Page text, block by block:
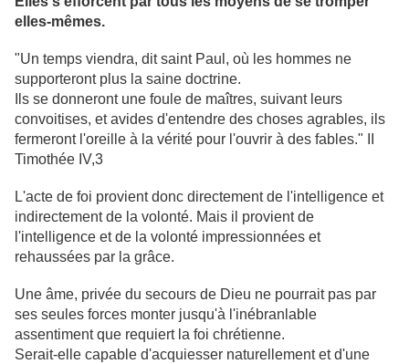
elles-mêmes.
"Un temps viendra, dit saint Paul, où les hommes ne
supporteront plus la saine doctrine.
Ils se donneront une foule de maîtres, suivant leurs
convoitises, et avides d'entendre des choses agrables, ils
fermeront l'oreille à la vérité pour l'ouvrir à des fables." II
Timothée IV,3
L'acte de foi provient donc directement de l'intelligence et
indirectement de la volonté. Mais il provient de
l'intelligence et de la volonté impressionnées et
rehaussées par la grâce.
Une âme, privée du secours de Dieu ne pourrait pas par
ses seules forces monter jusqu'à l'inébranlable
assentiment que requiert la foi chrétienne.
Serait-elle capable d'acquiesser naturellement et d'une